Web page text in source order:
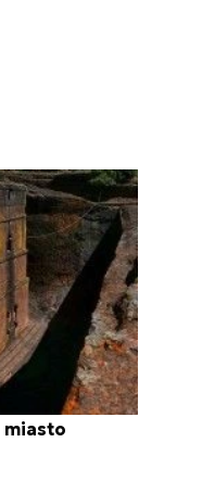
miasto